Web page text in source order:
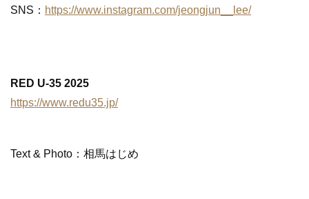
SNS： https://www.instagram.com/jeongjun__lee/
RED U-35 2025
https://www.redu35.jp/
Text & Photo：相馬はじめ